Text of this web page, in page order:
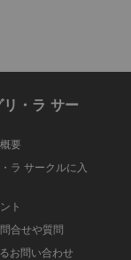
リ・ラ サー
要
ラ サークルに入
ト
合せや質問
お問い合わせ